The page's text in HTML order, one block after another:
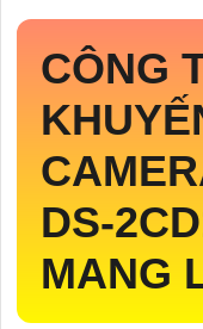
CÔNG
DS-
MANG